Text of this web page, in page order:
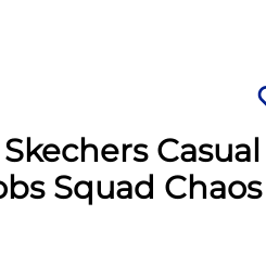
Casual
Squad Chaos